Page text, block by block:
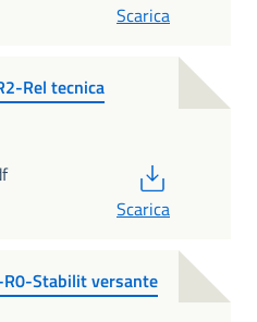
Scarica
Rel tecnica
Scarica
Stabilit versante